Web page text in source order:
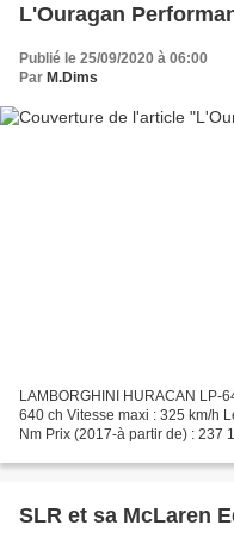
L'Ouragan
Publié le 25/09/2020 à 06:00
Par M.Dims
LAMBORGHINI HURACAN LP-
640 ch Vitesse maxi : 325 km/h
Nm Prix (2017-à partir de) : 237
SLR et sa McLaren